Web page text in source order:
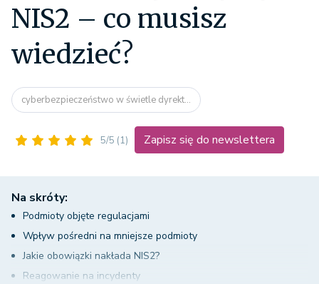
NIS2 – co musisz
wiedzieć?
cyberbezpieczeństwo w świetle dyrekt...
5/5 (1) Zapisz się do newslettera
Na skróty:
Podmioty objęte regulacjami
Wpływ pośredni na mniejsze podmioty
Jakie obowiązki nakłada NIS2?
Reagowanie na incydenty